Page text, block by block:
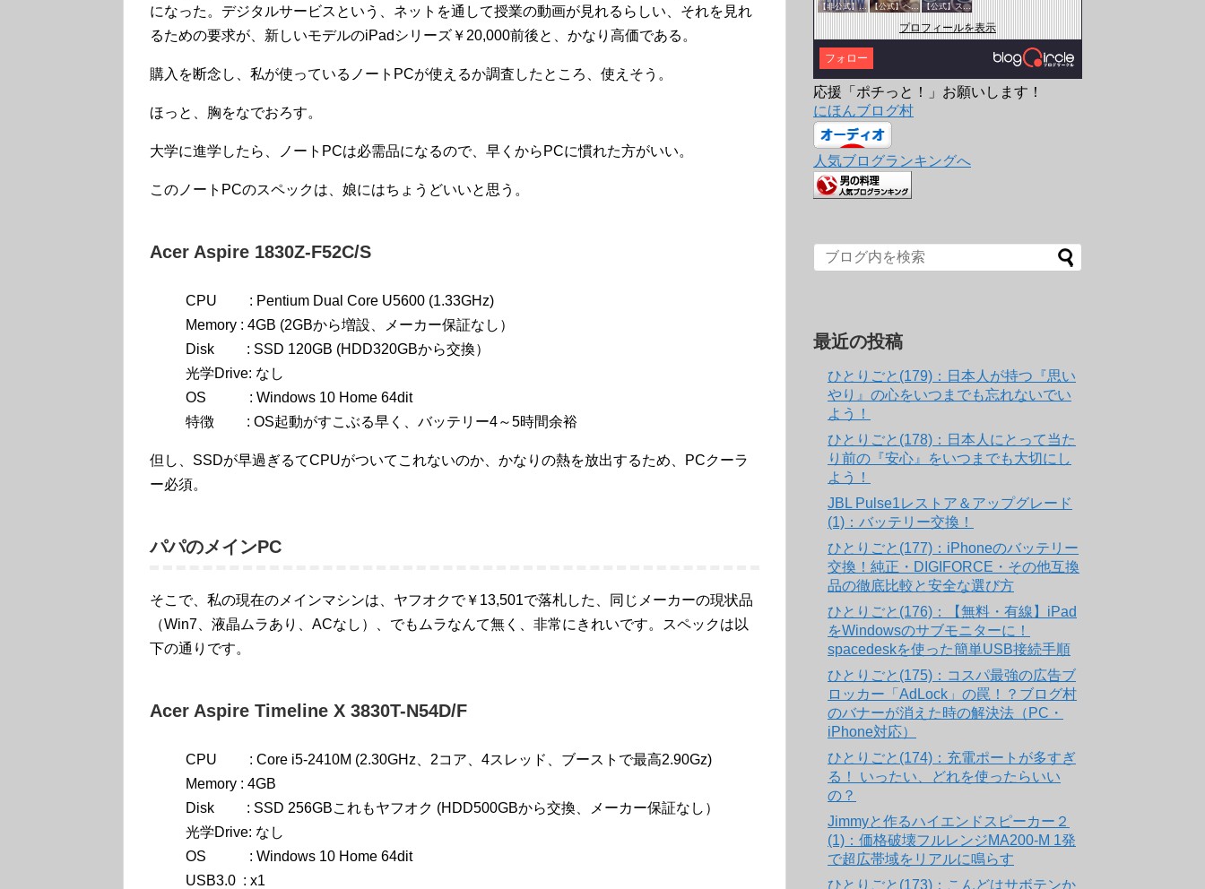
になった。デジタルサービスという、ネットを通して授業の動画が見れるらしい、それを見れ
るための要求が、新しいモデルのiPadシリーズ￥20,000前後と、かなり高価である。
購入を断念し、私が使っているノートPCが使えるか調査したところ、使えそう。
ほっと、胸をなでおろす。
大学に進学したら、ノートPCは必需品になるので、早くからPCに慣れた方がいい。
このノートPCのスペックは、娘にはちょうどいいと思う。
Acer Aspire 1830Z-F52C/S
CPU : Pentium Dual Core U5600 (1.33GHz)
Memory : 4GB (2GBから増設、メーカー保証なし）
Disk : SSD 120GB (HDD320GBから交換）
光学Drive: なし
OS : Windows 10 Home 64dit
特徴 : OS起動がすこぶる早く、バッテリー4～5時間余裕
但し、SSDが早過ぎるてCPUがついてこれないのか、かなりの熱を放出するため、PCクーラ
ー必須。
パパのメインPC
そこで、私の現在のメインマシンは、ヤフオクで￥13,501で落札した、同じメーカーの現状品
（Win7、液晶ムラあり、ACなし）、でもムラなんて無く、非常にきれいです。スペックは以
下の通りです。
Acer Aspire Timeline X 3830T-N54D/F
CPU : Core i5-2410M (2.30GHz、2コア、4スレッド、ブーストで最高2.90Gz)
Memory : 4GB
Disk : SSD 256GBこれもヤフオク (HDD500GBから交換、メーカー保証なし）
光学Drive: なし
OS : Windows 10 Home 64dit
USB3.0 : x1
【非公式】相互フォローサークル 【公式】ペットサークル 【公式】スポーツ・アウトドアサークル
プロフィールを表示
フォロー
応援「ポチっと！」お願いします！
にほんブログ村
人気ブログランキングへ
最近の投稿
ひとりごと(179)：日本人が持つ『思い
やり』の心をいつまでも忘れないでい
よう！
ひとりごと(178)：日本人にとって当た
り前の『安心』をいつまでも大切にし
よう！
JBL Pulse1レストア＆アップグレード
(1)：バッテリー交換！
ひとりごと(177)：iPhoneのバッテリー
交換！純正・DIGIFORCE・その他互換
品の徹底比較と安全な選び方
ひとりごと(176)：【無料・有線】iPad
をWindowsのサブモニターに！
spacedeskを使った簡単USB接続手順
ひとりごと(175)：コスパ最強の広告ブ
ロッカー「AdLock」の罠！？ブログ村
のバナーが消えた時の解決法（PC・
iPhone対応）
ひとりごと(174)：充電ポートが多すぎ
る！ いったい、どれを使ったらいい
の？
Jimmyと作るハイエンドスピーカー２
(1)：価格破壊フルレンジMA200-M 1発
で超広帯域をリアルに鳴らす
ひとりごと(173)：こんどはサボテンか